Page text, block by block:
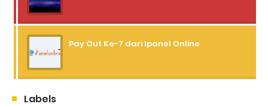
Pay Out Ke-7 dari Ipanel Online
Labels